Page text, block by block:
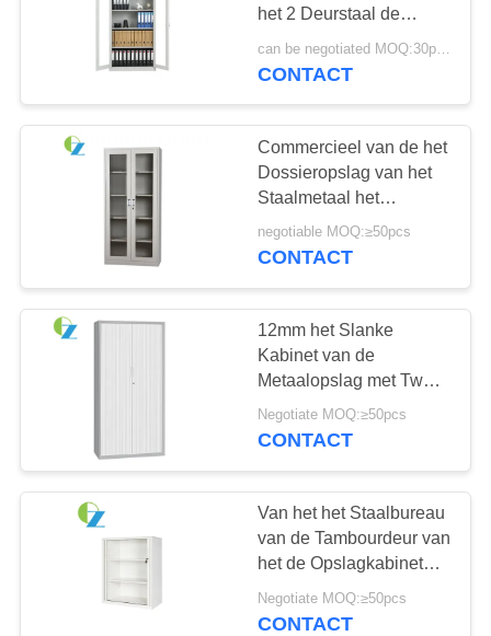
het 2 Deurstaal de
Opslagkabinet 1850mm
Hoogte
can be negotiated MOQ:30pcs
CONTACT
Commercieel van de het
Dossieropslag van het
Staalmetaal het
KabinetsKantoormeubilair
2 de Deur van het
negotiable MOQ:≥50pcs
CONTACT
12mm het Slanke
Kabinet van de
Metaalopslag met Twee
Tambour Deur
H1850*W900*D400mm
Negotiate MOQ:≥50pcs
CONTACT
Van het het Staalbureau
van de Tambourdeur van
het de Opslagkabinet
Elektrostatische het
Poederdeklaag
Negotiate MOQ:≥50pcs
CONTACT